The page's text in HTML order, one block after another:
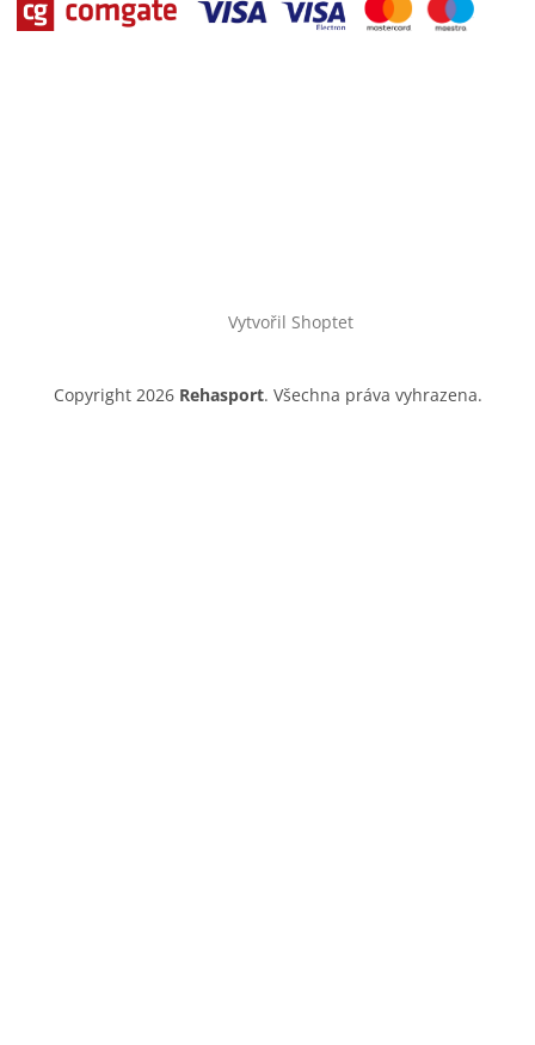
Vytvořil Shoptet
Copyright 2026 Rehasport. Všechna práva vyhrazena.